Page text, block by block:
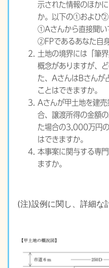
示された情報のほか
か。以下の①および②
①Aさんから直接聞い
②FPであるあなた自
土地の境界には「筆
概念がありますが、
た、AさんはBさんが
ことはできますか。
Aさんが甲土地を建
合、譲渡所得の金額
た場合の3,000万円
はできますか。
本事案に関与する専
ますか。
(注)設例に関し、詳細な